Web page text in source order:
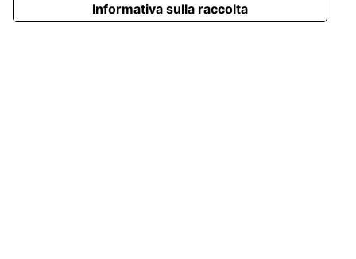
Informativa sulla raccolta